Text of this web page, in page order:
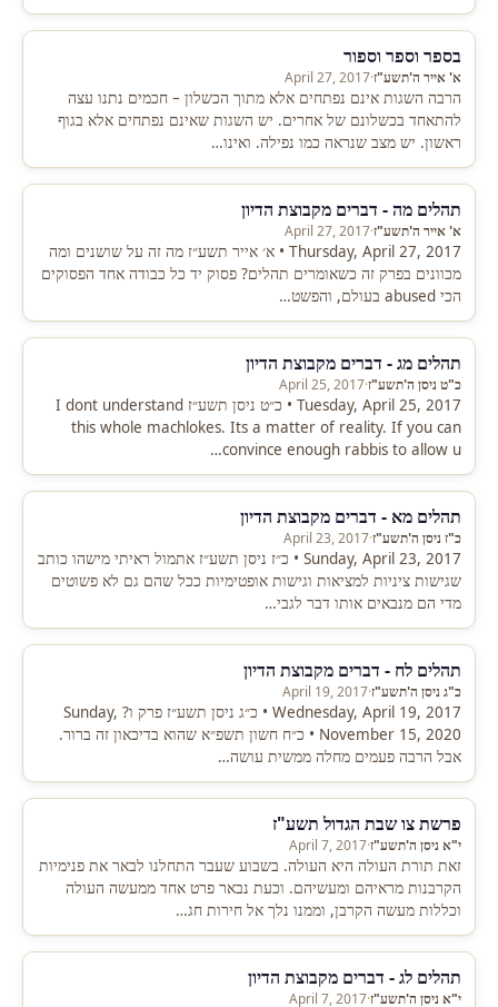
בספר וספר וספור
א' אייר ה'תשע"ז·
April 27, 2017
הרבה השגות אינם נפתחים אלא מתוך הכשלון – חכמים נתנו עצה
להתאחד בכשלונם של אחרים. יש השגות שאינם נפתחים אלא בגוף
ראשון. יש מצב שנראה כמו נפילה. ואינו…
תהלים מה - דברים מקבוצת הדיון
א' אייר ה'תשע"ז·
April 27, 2017
Thursday, April 27, 2017 • א׳ אייר תשע״ז מה זה על שושנים ומה
מכוונים בפרק זה כשאומרים תהלים? פסוק יד כל כבודה אחד הפסוקים
הכי abused בעולם, והפשט…
תהלים מג - דברים מקבוצת הדיון
כ"ט ניסן ה'תשע"ז·
April 25, 2017
Tuesday, April 25, 2017 • כ״ט ניסן תשע״ז I dont understand
this whole machlokes. Its a matter of reality. If you can
convince enough rabbis to allow u…
תהלים מא - דברים מקבוצת הדיון
כ"ז ניסן ה'תשע"ז·
April 23, 2017
Sunday, April 23, 2017 • כ״ז ניסן תשע״ז אתמול ראיתי מישהו כותב
שגישות ציניות למציאות וגישות אופטימיות ככל שהם גם לא פשוטים
מדי הם מנבאים אותו דבר לגבי…
תהלים לח - דברים מקבוצת הדיון
כ"ג ניסן ה'תשע"ז·
April 19, 2017
Wednesday, April 19, 2017 • כ״ג ניסן תשע״ז פרק ו? Sunday,
November 15, 2020 • כ״ח חשון תשפ״א שהוא בדיכאון זה ברור.
אבל הרבה פעמים מחלה ממשית עושה…
פרשת צו שבת הגדול תשע"ז
י"א ניסן ה'תשע"ז·
April 7, 2017
זאת תורת העולה היא העולה. בשבוע שעבר התחלנו לבאר את פנימיות
הקרבנות מראיהם ומעשיהם. וכעת נבאר פרט אחד ממעשה העולה
וכללות מעשה הקרבן, וממנו נלך אל חירות חג…
תהלים לג - דברים מקבוצת הדיון
י"א ניסן ה'תשע"ז·
April 7, 2017